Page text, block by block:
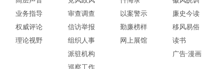
业务指导
权威评论
理论视野
审查调查
信访举报
组织人事
派驻机构
巡察工作
以案警示
勤廉榜样
网上展馆
廉史今读
移风易俗
读书
广告·漫画